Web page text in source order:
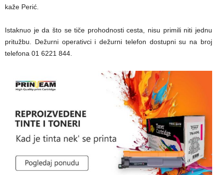
kaže Perić.
Istaknuo je da što se tiče prohodnosti cesta, nisu primili niti jednu
pritužbu. Dežurni operativci i dežurni telefon dostupni su na broj
telefona 01 6221 844.